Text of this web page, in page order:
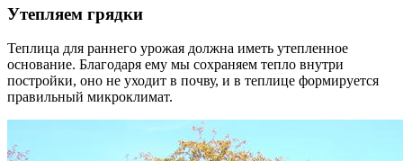
Утепляем грядки
Теплица для раннего урожая должна иметь утепленное
основание. Благодаря ему мы сохраняем тепло внутри
постройки, оно не уходит в почву, и в теплице формируется
правильный микроклимат.